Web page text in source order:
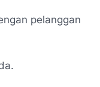
pelanggan